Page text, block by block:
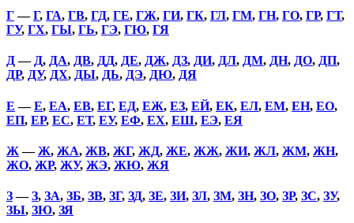
Г—Г, ГА, ГВ, ГД, ГЕ, ГЖ, ГИ, ГК, ГЛ, ГМ, ГН, ГО, ГР, ГТ,
ГУ, ГХ, ГЫ, ГЬ, ГЭ, ГЮ, ГЯ
Д— Д, ДА, ДВ, ДД, ДЕ, ДЖ, ДЗ, ДИ, ДЛ, ДМ, ДН, ДО, ДП,
ДР, ДУ, ДХ, ДЫ, ДЬ, ДЭ, ДЮ, ДЯ
Е —Е, ЕА, ЕВ, ЕГ, ЕД, ЕЖ, ЕЗ, ЕЙ, ЕК, ЕЛ, ЕМ, ЕН, ЕО,
ЕП, ЕР, ЕС, ЕТ, ЕУ, ЕФ, ЕХ, ЕШ, ЕЭ, ЕЯ
Ж —Ж, ЖА, ЖВ, ЖГ, ЖД, ЖЕ, ЖЖ, ЖИ, ЖЛ, ЖМ, ЖН,
ЖО, ЖР, ЖУ, ЖЭ, ЖЮ, ЖЯ
З—З, ЗА, ЗБ, ЗВ, ЗГ, ЗД, ЗЕ, ЗИ, ЗЛ, ЗМ, ЗН, ЗО, ЗР, ЗС, ЗУ,
ЗЫ, ЗЮ, ЗЯ